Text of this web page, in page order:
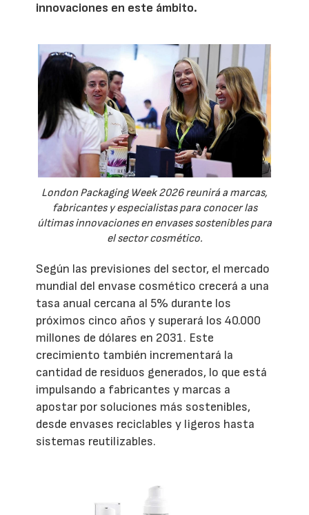
innovaciones en este ámbito.
London Packaging Week 2026 reunirá a marcas,
fabricantes y especialistas para conocer las
últimas innovaciones en envases sostenibles para
el sector cosmético.
Según las previsiones del sector, el mercado
mundial del envase cosmético crecerá a una
tasa anual cercana al 5% durante los
próximos cinco años y superará los 40.000
millones de dólares en 2031. Este
crecimiento también incrementará la
cantidad de residuos generados, lo que está
impulsando a fabricantes y marcas a
apostar por soluciones más sostenibles,
desde envases reciclables y ligeros hasta
sistemas reutilizables.